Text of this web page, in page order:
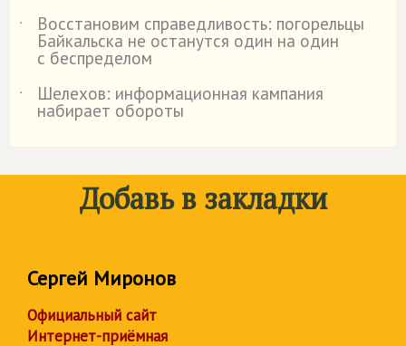
˙
Восстановим справедливость: погорельцы
Байкальска не останутся один на один
с беспределом
˙
Шелехов: информационная кампания
набирает обороты
Добавь в закладки
Сергей Миронов
Официальный сайт
Интернет-приёмная